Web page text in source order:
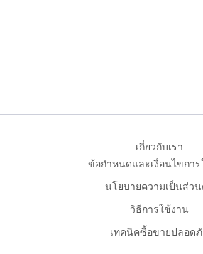
เกี่ยวกับเรา
ข้อกำหนดและเงื่อนไขการ
นโยบายความเป็นส่วน
วิธีการใช้งาน
เทคนิคซื้อขายปลอด